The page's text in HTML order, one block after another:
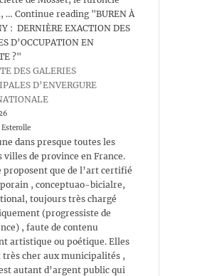
… Continue reading "BUREN À
: DERNIÈRE EXACTION DES
D’OCCUPATION EN
?"
DES GALERIES
D’ENVERGURE
Esterolle
dans presque toutes les
villes de province en France.
proposent que de l’art certifié
, conceptuao-bicialre,
toujours très chargé
(progressiste de
, faute de contenu
artistique ou poétique. Elles
très cher aux municipalités ,
autant d’argent public qui